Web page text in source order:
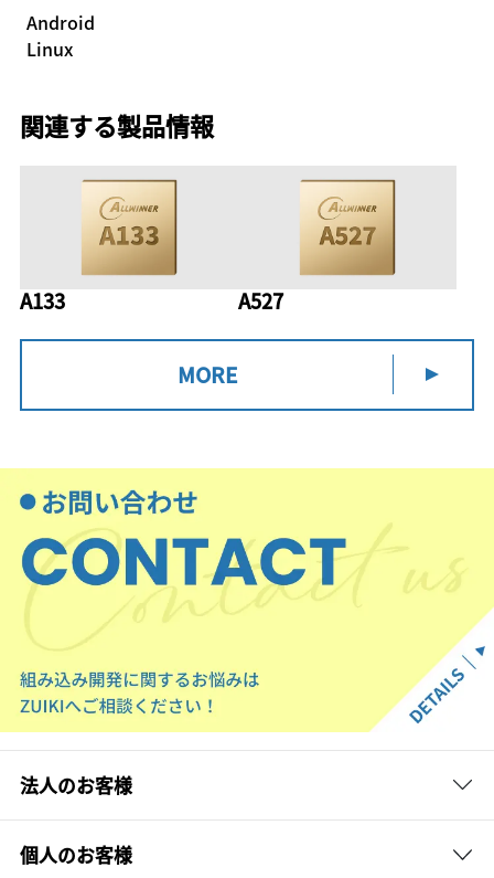
Android
Linux
関連する製品情報
A133 A527
MORE
法人のお客様
個人のお客様